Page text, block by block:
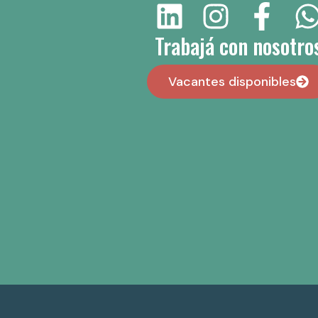
Trabajá con
Vacantes disponibles